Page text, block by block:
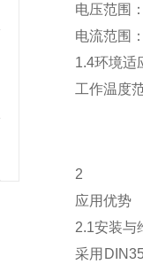
电压范围
电流范围
1.4环境适
工作温度
2
应用优势
2.1安装与
采用